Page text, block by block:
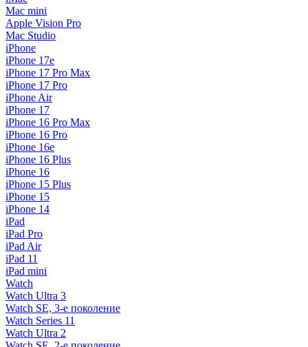
Mac mini
Apple Vision Pro
Mac Studio
iPhone
iPhone 17e
iPhone 17 Pro Max
iPhone 17 Pro
iPhone Air
iPhone 17
iPhone 16 Pro Max
iPhone 16 Pro
iPhone 16e
iPhone 16 Plus
iPhone 16
iPhone 15 Plus
iPhone 15
iPhone 14
iPad
iPad Pro
iPad Air
iPad 11
iPad mini
Watch
Watch Ultra 3
Watch SE, 3-е поколение
Watch Series 11
Watch Ultra 2